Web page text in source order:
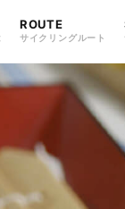
ROUTE
サイクリングルート
仁科三
食べる・買う